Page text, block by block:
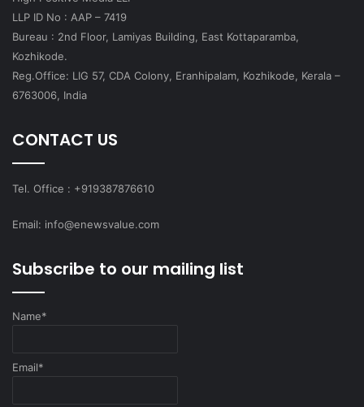
LLP ID No : AAP – 7419
Bureau : 2nd Floor, Lamiyas Building, East Kottaparamba,
Kozhikode.
Reg.Office: LIG 57, CDA Colony, Eranhipalam, Kozhikode, Kerala –
6763006, India
CONTACT US
Tel. Office : +919387876610
Email: info@enewsvalue.com
Subscribe to our mailing list
Name*
Email*